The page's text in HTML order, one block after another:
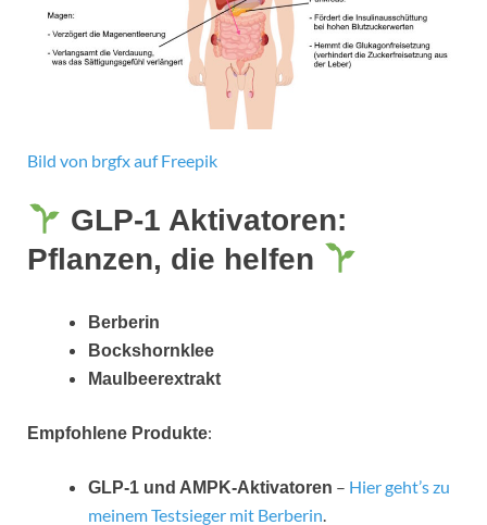
Bild von brgfx auf Freepik
GLP-1 Aktivatoren:
Pflanzen, die helfen
Berberin
Bockshornklee
Maulbeerextrakt
Empfohlene Produkte:
GLP-1 und AMPK-Aktivatoren – Hier geht’s zu
meinem Testsieger mit Berberin